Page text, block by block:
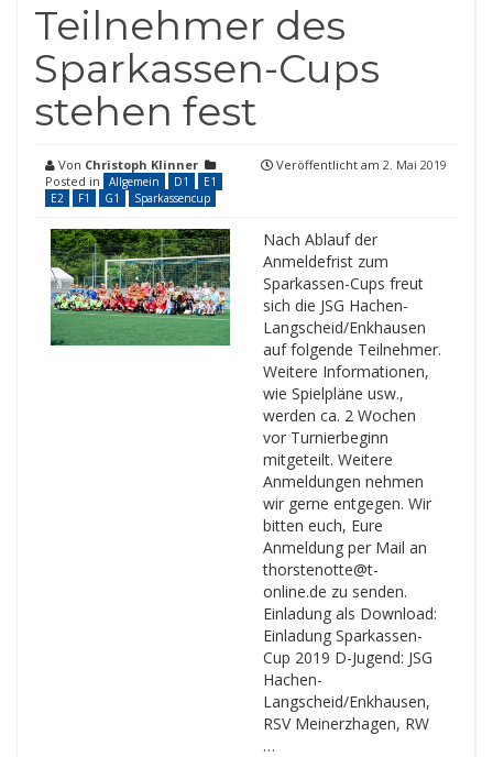
Teilnehmer des
Sparkassen-Cups
stehen fest
Von Christoph Klinner
Posted in
Allgemein D1
E1
E2
F1 G1 Sparkassencup
Veröffentlicht am 2. Mai 2019
Nach Ablauf der
Anmeldefrist zum
Sparkassen-Cups freut
sich die JSG Hachen-
Langscheid/Enkhausen
auf folgende Teilnehmer.
Weitere Informationen,
wie Spielpläne usw.,
werden ca. 2 Wochen
vor Turnierbeginn
mitgeteilt. Weitere
Anmeldungen nehmen
wir gerne entgegen. Wir
bitten euch, Eure
Anmeldung per Mail an
thorstenotte@t-
online.de zu senden.
Einladung als Download:
Einladung Sparkassen-
Cup 2019 D-Jugend: JSG
Hachen-
Langscheid/Enkhausen,
RSV Meinerzhagen, RW
…